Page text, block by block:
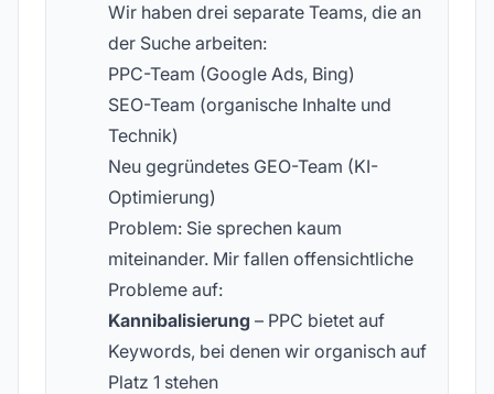
Wir haben drei separate Teams, die an
der Suche arbeiten:
PPC-Team (Google Ads, Bing)
SEO-Team (organische Inhalte und
Technik)
Neu gegründetes GEO-Team (KI-
Optimierung)
Problem: Sie sprechen kaum
miteinander. Mir fallen offensichtliche
Probleme auf:
Kannibalisierung – PPC bietet auf
Keywords, bei denen wir organisch auf
Platz 1 stehen